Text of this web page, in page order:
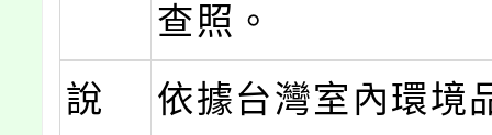
查照。
說
依據台灣室內環境